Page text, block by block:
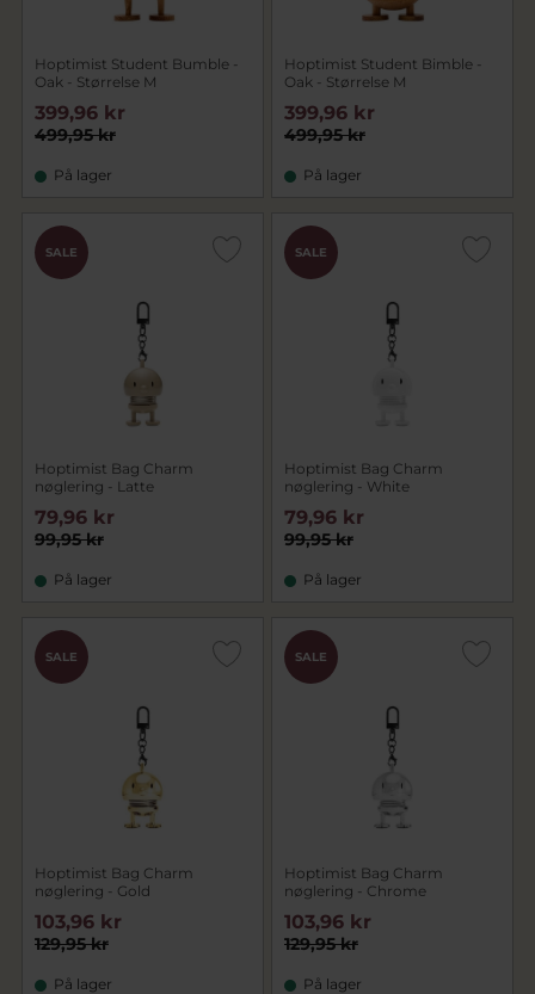
Hoptimist Student Bumble -
Oak - Størrelse M
499,95 kr
399,96 kr
På lager
Hoptimist Student Bimble -
Oak - Størrelse M
499,95 kr
399,96 kr
På lager
SALE
Hoptimist Bag Charm
nøglering - Latte
99,95 kr
79,96 kr
På lager
SALE
Hoptimist Bag Charm
nøglering - White
99,95 kr
79,96 kr
På lager
SALE
Hoptimist Bag Charm
nøglering - Gold
129,95 kr
103,96 kr
På lager
SALE
Hoptimist Bag Charm
nøglering - Chrome
129,95 kr
103,96 kr
På lager